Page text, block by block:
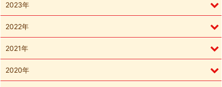
2023年
2022年
2021年
2020年